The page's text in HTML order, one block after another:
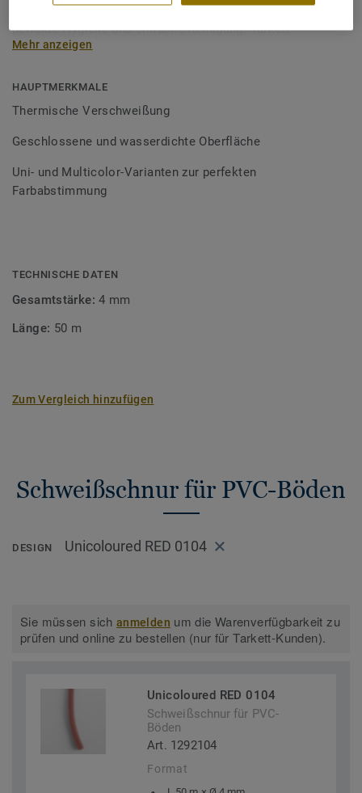
wasserdichte und geschlossene Oberfläche, Grundlage für
perfekte Hygiene und einfache Reinigung. Tarkett
Schweißschnüre sind erhältlich in den Varianten Uni und
Bodenbelagssortiment abgestimmt. Durch die Verwendung
von Kontrastfarben lassen sich auch besondere
Mehr anzeigen
HAUPTMERKMALE
Thermische Verschweißung
Geschlossene und wasserdichte Oberfläche
Uni- und Multicolor-Varianten zur perfekten
Farbabstimmung
TECHNISCHE DATEN
Gesamtstärke:4 mm
Länge: 50 m
Zum Vergleich hinzufügen
Schweißschnur für PVC-Böden
DESIGN Unicoloured RED 0104
Sie müssen sichanmelden um die Warenverfügbarkeit zu
prüfen und online zu bestellen (nur für Tarkett-Kunden).
Unicoloured RED 0104
Schweißschnur für PVC-
Böden
Art. 1292104
Format